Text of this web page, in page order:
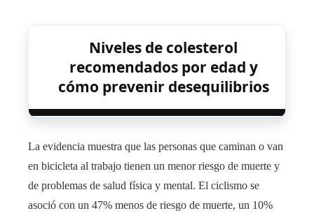
Niveles de colesterol
recomendados por edad y
cómo prevenir desequilibrios
La evidencia muestra que las personas que caminan o van
en bicicleta al trabajo tienen un menor riesgo de muerte y
de problemas de salud física y mental. El ciclismo se
asoció con un 47% menos de riesgo de muerte, un 10%